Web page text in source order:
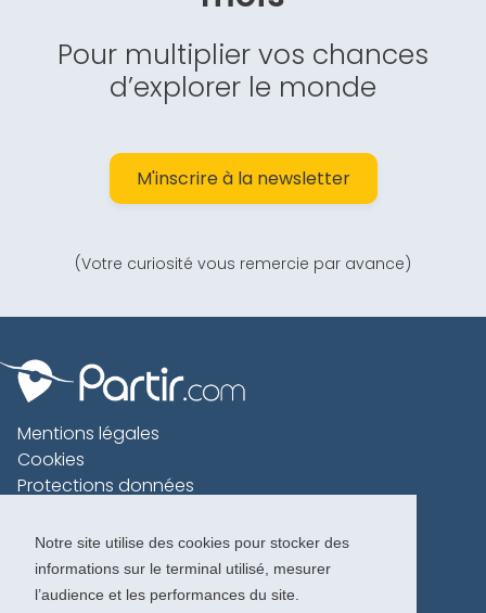
Notre site utilise des cookies pour stocker des
informations sur le terminal utilisé, mesurer
l’audience et les performances du site.
Pour multiplier vos chances
d’explorer le monde
M'inscrire à la newsletter
(Votre curiosité vous remercie par avance)
Mentions légales
Cookies
Protections données
Charte voyageur
Copyright 1996-2026